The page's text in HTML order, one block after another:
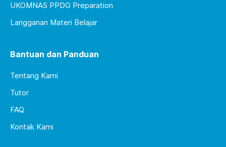
UKOMNAS PPDG Preparation
Langganan Materi Belajar
Bantuan dan Panduan
Tentang Kami
Tutor
FAQ
Kontak Kami